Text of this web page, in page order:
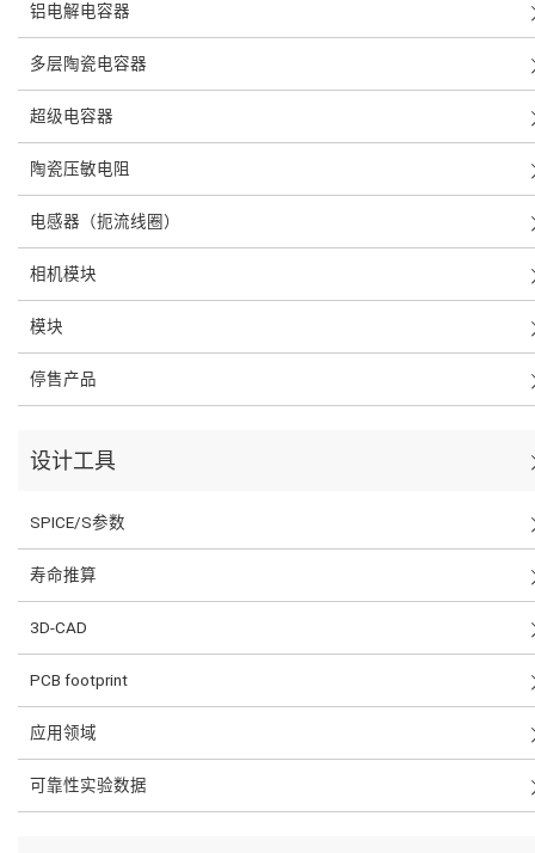
铝电解电容器
多层陶瓷电容器
超级电容器
陶瓷压敏电阻
电感器（扼流线圈）
相机模块
模块
停售产品
设计工具
SPICE/S参数
寿命推算
3D-CAD
PCB footprint
应用领域
可靠性实验数据